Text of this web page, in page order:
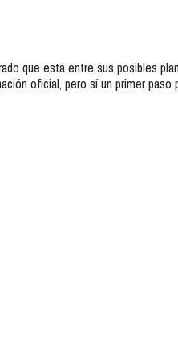
que está entre sus posibles
oficial, pero sí un primer paso